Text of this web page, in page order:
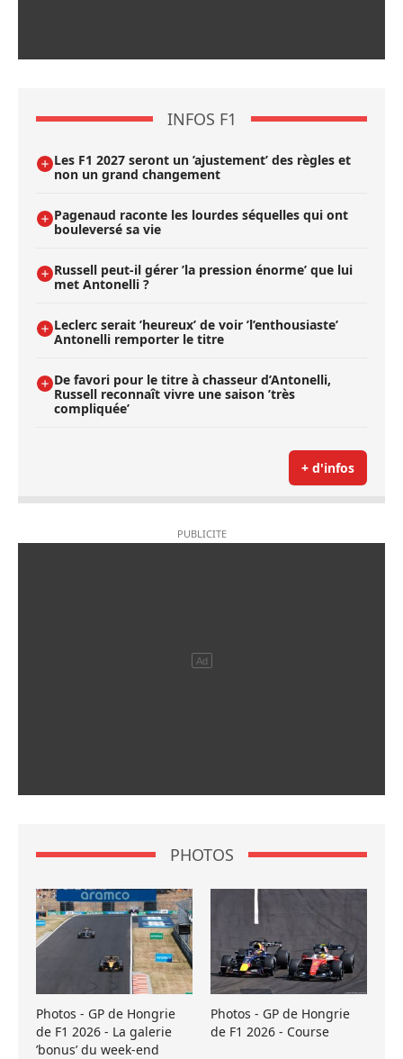
INFOS F1
Les F1 2027 seront un ’ajustement’ des règles et
non un grand changement
Pagenaud raconte les lourdes séquelles qui ont
bouleversé sa vie
Russell peut-il gérer ’la pression énorme’ que lui
met Antonelli ?
Leclerc serait ’heureux’ de voir ’l’enthousiaste’
Antonelli remporter le titre
De favori pour le titre à chasseur d’Antonelli,
Russell reconnaît vivre une saison ’très
compliquée’
+ d'infos
PHOTOS
Photos - GP de Hongrie
de F1 2026 - La galerie
’bonus’ du week-end
Photos - GP de Hongrie
de F1 2026 - Course